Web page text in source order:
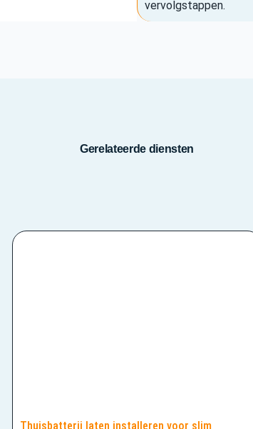
vervolgstappen.
Gerelateerde diensten
Thuisbatterij laten installeren voor slim